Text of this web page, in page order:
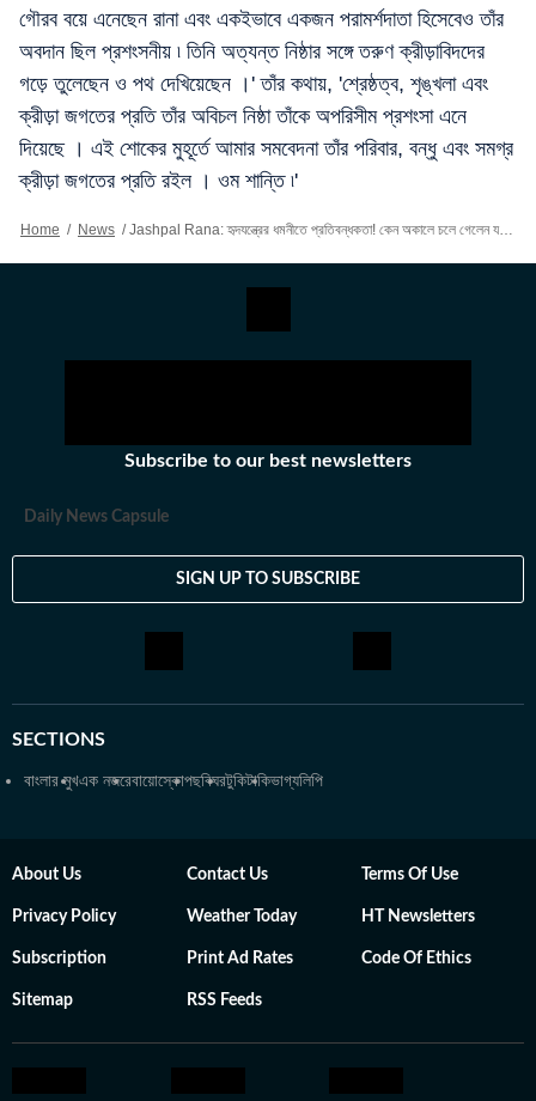
গৌরব বয়ে এনেছেন রানা এবং একইভাবে একজন পরামর্শদাতা হিসেবেও তাঁর
অবদান ছিল প্রশংসনীয় ৷ তিনি অত্যন্ত নিষ্ঠার সঙ্গে তরুণ ক্রীড়াবিদদের
গড়ে তুলেছেন ও পথ দেখিয়েছেন ।' তাঁর কথায়, 'শ্রেষ্ঠত্ব, শৃঙ্খলা এবং
ক্রীড়া জগতের প্রতি তাঁর অবিচল নিষ্ঠা তাঁকে অপরিসীম প্রশংসা এনে
দিয়েছে । এই শোকের মুহূর্তে আমার সমবেদনা তাঁর পরিবার, বন্ধু এবং সমগ্র
ক্রীড়া জগতের প্রতি রইল । ওম শান্তি ৷'
Home / News / Jashpal Rana: হৃদযন্ত্রের ধমনীতে প্রতিবন্ধকতা! কেন অকালে চলে গেলেন যশপাল রানা? চমকে দেবে মৃত্যুর কারণ
Subscribe to our best newsletters
Daily News Capsule
SIGN UP TO SUBSCRIBE
SECTIONS
বাংলার মুখএক নজরেবায়োস্কোপছবিঘরটুকিটাকিভাগ্যলিপি
About Us Contact Us Terms Of Use
Privacy Policy Weather Today HT Newsletters
Subscription Print Ad Rates Code Of Ethics
Sitemap RSS Feeds